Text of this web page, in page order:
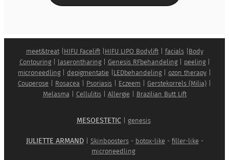
meet&treat| HIFU Facelift| HIFU LIPO Bodylift| facials| Body
Contouring| laserontharing| Genesis RFbehandeling| peeling|
microneedling| depigmentatie LEDbehandeling| ozon therapy
Couperose
Rosacea Psoriasis Eczeem Gerstekorrels (Milia)
Melasma
Cellulitis| Allergie Brazilian Butt Lift
MESOESTETIC| genesis
JULIETTE ARMAND| Skinboosters- botox-like- filler-like-
microneedling